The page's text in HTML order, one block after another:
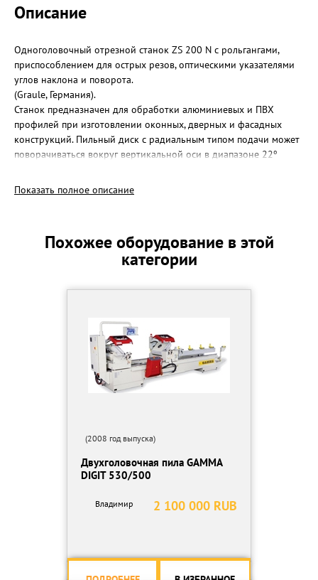
Описание
Одноголовочный отрезной станок ZS 200 N с рольгангами,
приспособлением для острых резов, оптическими указателями
углов наклона и поворота.
(Graule, Германия).
Станок предназначен для обработки алюминиевых и ПВХ
профилей при изготовлении оконных, дверных и фасадных
конструкций. Пильный диск с радиальным типом подачи может
поворачиваться вокруг вертикальной оси в диапазоне 22º
налево-90°-60° направо. Широкая и высокая диаграмма реза
позволяет резать профили шириной до 420 мм и высотой до
Технические характеристики и стандартная комплектация
• Ручная подача пильного диска
• Скорость вращения шпинделя 2800 об/мин.
• Диапазон поворота пильного диска 22°-90°-45°
• Диапазон наклона пильного диска: 30°-90°-60°
• Максимальная длина реза: 420 мм
• Максимальная высота профиля: 200 мм
• Регулируемая высота направляющей пильного диска
• Металлическая листовая станина на трубчатом каркасе
Показать полное описание
Похожее оборудование в этой
категории
(2008 год выпуска)
Двухголовочная пила GAMMA
DIGIT 530/500
2 100 000 RUB
Владимир